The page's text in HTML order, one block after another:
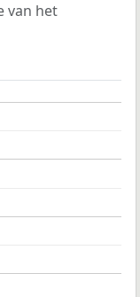
van het